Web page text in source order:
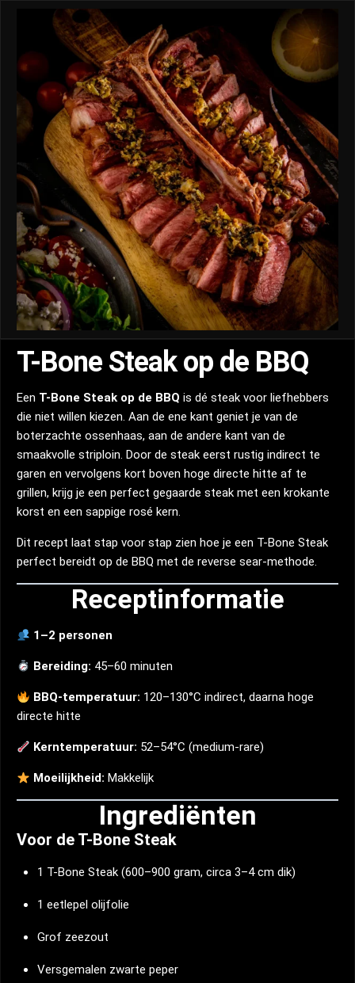
T-Bone Steak op de BBQ
Een T-Bone Steak op de BBQ is dé steak voor liefhebbers
die niet willen kiezen. Aan de ene kant geniet je van de
boterzachte ossenhaas, aan de andere kant van de
smaakvolle striploin. Door de steak eerst rustig indirect te
garen en vervolgens kort boven hoge directe hitte af te
grillen, krijg je een perfect gegaarde steak met een krokante
korst en een sappige rosé kern.
Dit recept laat stap voor stap zien hoe je een T-Bone Steak
perfect bereidt op de BBQ met de reverse sear-methode.
Receptinformatie
1–2 personen
Bereiding: 45–60 minuten
BBQ-temperatuur: 120–130°C indirect, daarna hoge
directe hitte
Kerntemperatuur: 52–54°C (medium-rare)
Moeilijkheid: Makkelijk
Ingrediënten
Voor de T-Bone Steak
1 T-Bone Steak (600–900 gram, circa 3–4 cm dik)
1 eetlepel olijfolie
Grof zeezout
Versgemalen zwarte peper